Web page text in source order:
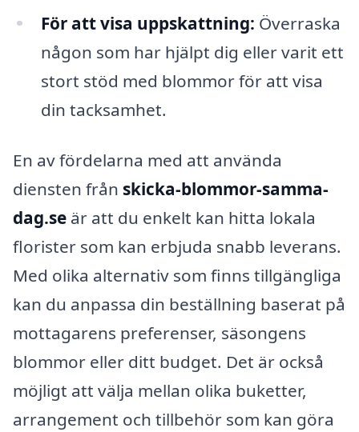
För att visa uppskattning: Överraska
någon som har hjälpt dig eller varit ett
stort stöd med blommor för att visa
din tacksamhet.
En av fördelarna med att använda
diensten från skicka-blommor-samma-
dag.se är att du enkelt kan hitta lokala
florister som kan erbjuda snabb leverans.
Med olika alternativ som finns tillgängliga
kan du anpassa din beställning baserat på
mottagarens preferenser, säsongens
blommor eller ditt budget. Det är också
möjligt att välja mellan olika buketter,
arrangement och tillbehör som kan göra